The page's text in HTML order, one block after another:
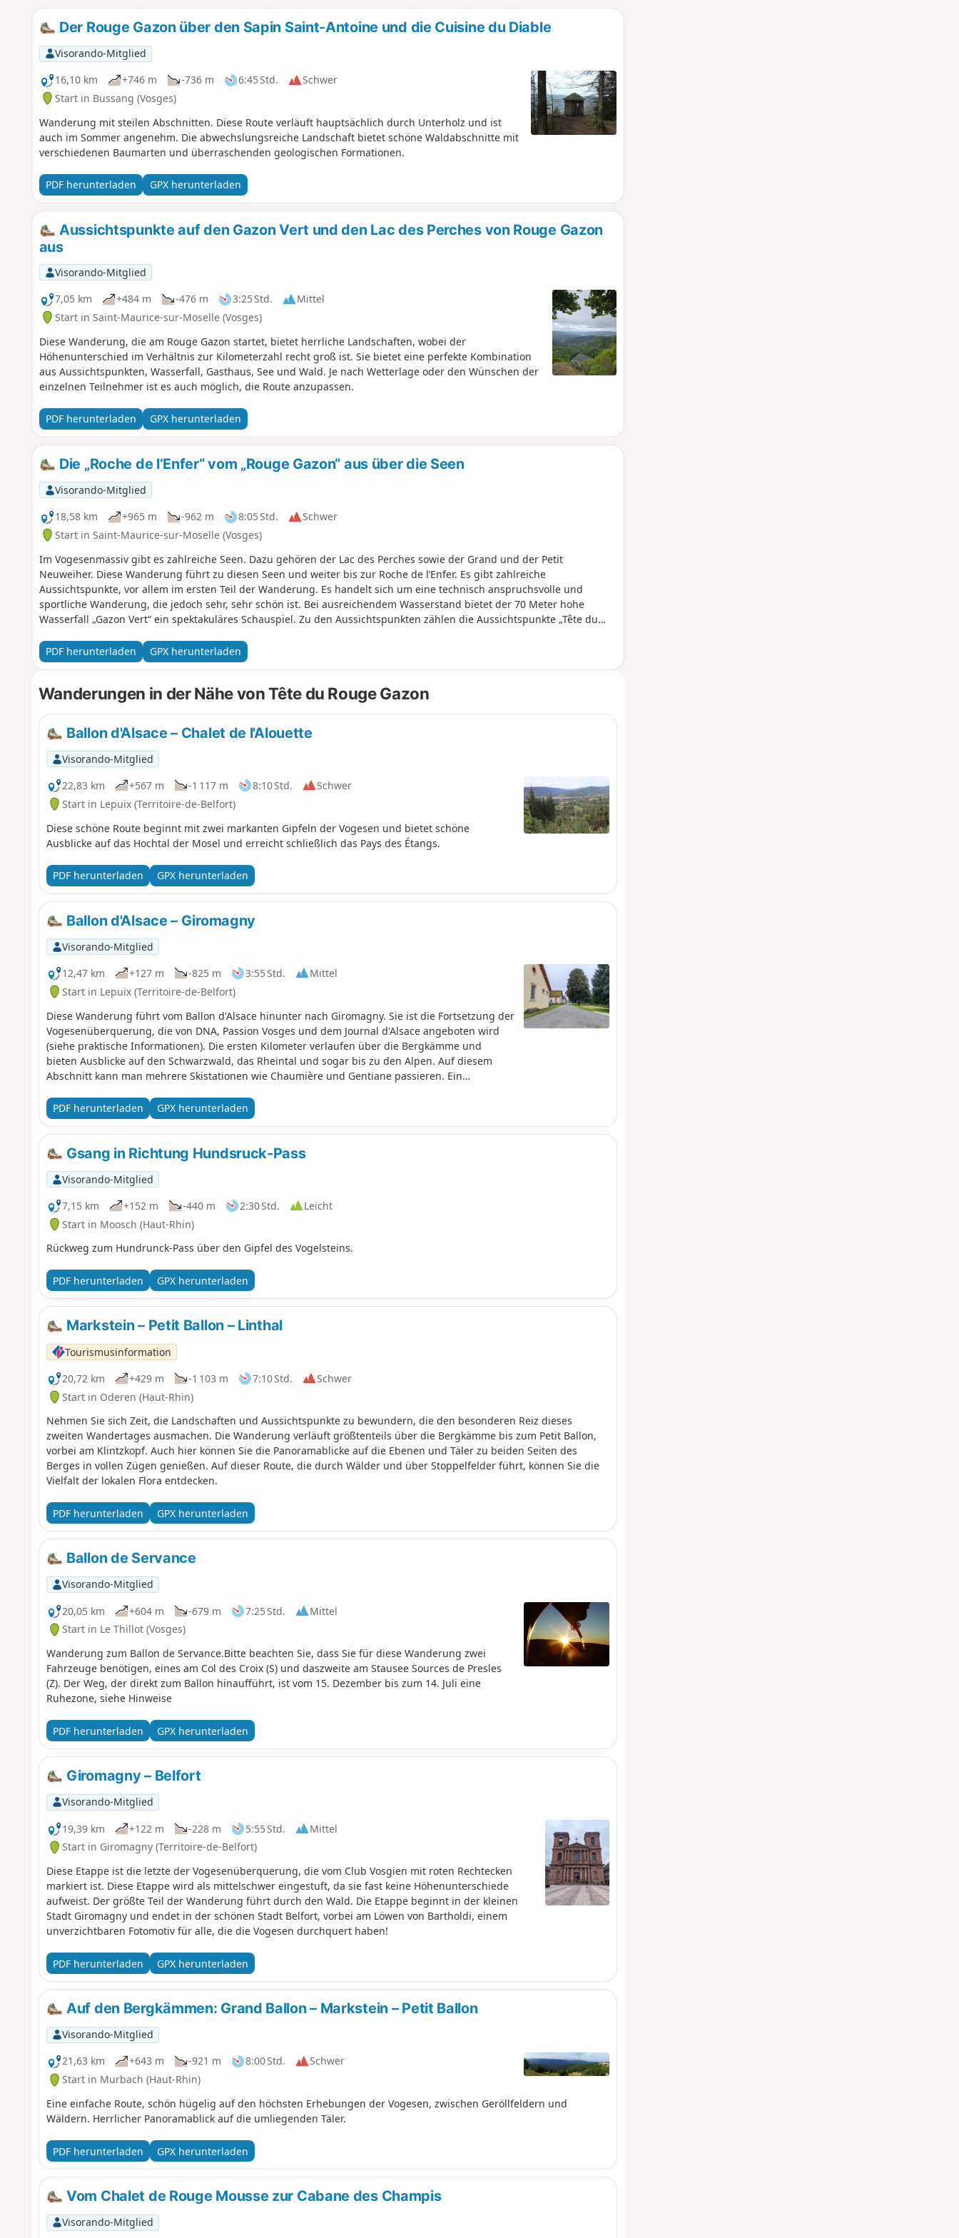
Der Rouge Gazon über den Sapin Saint-Antoine und die Cuisine du Diable
Visorando-Mitglied
16,10 km
+746 m -736 m 6:45 Std.
Schwer
Start in Bussang (Vosges)
Wanderung mit steilen Abschnitten. Diese Route verläuft hauptsächlich durch Unterholz und ist
auch im Sommer angenehm. Die abwechslungsreiche Landschaft bietet schöne Waldabschnitte mit
verschiedenen Baumarten und überraschenden geologischen Formationen.
PDF herunterladen GPX herunterladen
Aussichtspunkte auf den Gazon Vert und den Lac des Perches von Rouge Gazon
aus
Visorando-Mitglied
7,05 km
+484 m -476 m 3:25 Std.
Mittel
Start in Saint-Maurice-sur-Moselle (Vosges)
Diese Wanderung, die am Rouge Gazon startet, bietet herrliche Landschaften, wobei der
Höhenunterschied im Verhältnis zur Kilometerzahl recht groß ist. Sie bietet eine perfekte Kombination
aus Aussichtspunkten, Wasserfall, Gasthaus, See und Wald. Je nach Wetterlage oder den Wünschen der
einzelnen Teilnehmer ist es auch möglich, die Route anzupassen.
PDF herunterladen GPX herunterladen
Die „Roche de l’Enfer“ vom „Rouge Gazon“ aus über die Seen
Visorando-Mitglied
18,58 km
+965 m -962 m 8:05 Std.
Schwer
Start in Saint-Maurice-sur-Moselle (Vosges)
Im Vogesenmassiv gibt es zahlreiche Seen. Dazu gehören der Lac des Perches sowie der Grand und der Petit
Neuweiher. Diese Wanderung führt zu diesen Seen und weiter bis zur Roche de l’Enfer. Es gibt zahlreiche
Aussichtspunkte, vor allem im ersten Teil der Wanderung. Es handelt sich um eine technisch anspruchsvolle und
sportliche Wanderung, die jedoch sehr, sehr schön ist. Bei ausreichendem Wasserstand bietet der 70 Meter hohe
Wasserfall „Gazon Vert“ ein spektakuläres Schauspiel. Zu den Aussichtspunkten zählen die Aussichtspunkte „Tête du
PDF herunterladen
GPX herunterladen
Wanderungen in der Nähe von Tête du Rouge Gazon
Ballon d'Alsace – Chalet de l'Alouette
Visorando-Mitglied
22,83 km
+567 m -1 117 m 8:10 Std.
Schwer
Start in Lepuix (Territoire-de-Belfort)
Diese schöne Route beginnt mit zwei markanten Gipfeln der Vogesen und bietet schöne
Ausblicke auf das Hochtal der Mosel und erreicht schließlich das Pays des Étangs.
PDF herunterladen GPX herunterladen
Ballon d'Alsace – Giromagny
Visorando-Mitglied
12,47 km
+127 m -825 m 3:55 Std.
Mittel
Start in Lepuix (Territoire-de-Belfort)
Diese Wanderung führt vom Ballon d'Alsace hinunter nach Giromagny. Sie ist die Fortsetzung der
Vogesenüberquerung, die von DNA, Passion Vosges und dem Journal d'Alsace angeboten wird
(siehe praktische Informationen). Die ersten Kilometer verlaufen über die Bergkämme und
bieten Ausblicke auf den Schwarzwald, das Rheintal und sogar bis zu den Alpen. Auf diesem
Abschnitt kann man mehrere Skistationen wie Chaumière und Gentiane passieren. Ein
Chantoiseau eine Schutzhütte, in der man picknicken kann. Danach geht es weiter bergab,
manchmal steiler als an anderen Stellen. Bei der Ankunft in Giromagny hat man einen Blick auf
die Stadt Belfort.
PDF herunterladen GPX herunterladen
Gsang in Richtung Hundsruck-Pass
Visorando-Mitglied
7,15 km
+152 m -440 m 2:30 Std.
Leicht
Start in Moosch (Haut-Rhin)
Rückweg zum Hundrunck-Pass über den Gipfel des Vogelsteins.
PDF herunterladen GPX herunterladen
Markstein – Petit Ballon – Linthal
Tourismusinformation
20,72 km
+429 m -1 103 m 7:10 Std.
Schwer
Start in Oderen (Haut-Rhin)
Nehmen Sie sich Zeit, die Landschaften und Aussichtspunkte zu bewundern, die den besonderen Reiz dieses
zweiten Wandertages ausmachen. Die Wanderung verläuft größtenteils über die Bergkämme bis zum Petit Ballon,
vorbei am Klintzkopf. Auch hier können Sie die Panoramablicke auf die Ebenen und Täler zu beiden Seiten des
Berges in vollen Zügen genießen. Auf dieser Route, die durch Wälder und über Stoppelfelder führt, können Sie die
Vielfalt der lokalen Flora entdecken.
PDF herunterladen GPX herunterladen
Ballon de Servance
Visorando-Mitglied
20,05 km
+604 m -679 m 7:25 Std.
Mittel
Start in Le Thillot (Vosges)
Wanderung zum Ballon de Servance.Bitte beachten Sie, dass Sie für diese Wanderung zwei
Fahrzeuge benötigen, eines am Col des Croix (S) und daszweite am Stausee Sources de Presles
(Z). Der Weg, der direkt zum Ballon hinaufführt, ist vom 15. Dezember bis zum 14. Juli eine
Ruhezone, siehe Hinweise
PDF herunterladen GPX herunterladen
Giromagny – Belfort
Visorando-Mitglied
19,39 km
+122 m -228 m 5:55 Std.
Mittel
Start in Giromagny (Territoire-de-Belfort)
Diese Etappe ist die letzte der Vogesenüberquerung, die vom Club Vosgien mit roten Rechtecken
markiert ist. Diese Etappe wird als mittelschwer eingestuft, da sie fast keine Höhenunterschiede
aufweist. Der größte Teil der Wanderung führt durch den Wald. Die Etappe beginnt in der kleinen
Stadt Giromagny und endet in der schönen Stadt Belfort, vorbei am Löwen von Bartholdi, einem
unverzichtbaren Fotomotiv für alle, die die Vogesen durchquert haben!
PDF herunterladen GPX herunterladen
Auf den Bergkämmen: Grand Ballon – Markstein – Petit Ballon
Visorando-Mitglied
21,63 km
+643 m -921 m 8:00 Std.
Schwer
Start in Murbach (Haut-Rhin)
Eine einfache Route, schön hügelig auf den höchsten Erhebungen der Vogesen, zwischen Geröllfeldern und
Wäldern. Herrlicher Panoramablick auf die umliegenden Täler.
PDF herunterladen GPX herunterladen
Vom Chalet de Rouge Mousse zur Cabane des Champis
Visorando-Mitglied